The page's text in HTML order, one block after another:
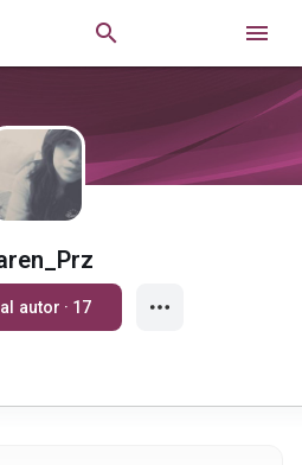
 
Seguir al autor · 17